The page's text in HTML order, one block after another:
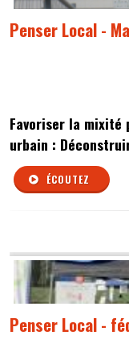
Penser Local -
Favoriser la mixité
urbain :
ÉCOUTEZ
Penser Local -